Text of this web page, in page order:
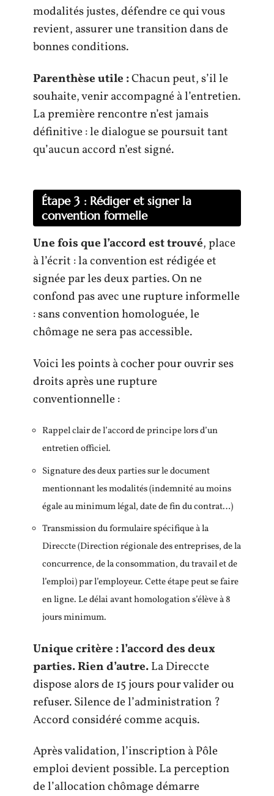
modalités justes, défendre ce qui vous
revient, assurer une transition dans de
bonnes conditions.
Parenthèse utile :Chacun peut, s’il le
souhaite, venir accompagné à l’entretien.
La première rencontre n’est jamais
définitive : le dialogue se poursuit tant
qu’aucun accord n’est signé.
Étape 3 : Rédiger et signer la
convention formelle
Une fois que l’accord est trouvé, place
à l’écrit : la convention est rédigée et
signée par les deux parties. On ne
confond pas avec une rupture informelle
: sans convention homologuée, le
chômage ne sera pas accessible.
Voici les points à cocher pour ouvrir ses
droits après une rupture
conventionnelle :
Rappel clair de l’accord de principe lors d’un
entretien officiel.
Signature des deux parties sur le document
mentionnant les modalités (indemnité au moins
égale au minimum légal, date de fin du contrat…)
Transmission du formulaire spécifique à la
Direccte (Direction régionale des entreprises, de la
concurrence, de la consommation, du travail et de
l’emploi) par l’employeur. Cette étape peut se faire
en ligne. Le délai avant homologation s’élève à 8
jours minimum.
Unique critère : l’accord des deux
parties. Rien d’autre.La Direccte
dispose alors de 15 jours pour valider ou
refuser. Silence de l’administration ?
Accord considéré comme acquis.
Après validation, l’inscription à Pôle
emploi devient possible. La perception
de l’allocation chômage démarre